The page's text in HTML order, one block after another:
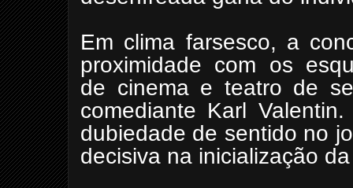
Em clima farsesco, a
proximidade com os
de cinema e teatro de
comediante Karl
dubiedade de sentido no
decisiva na inicialização